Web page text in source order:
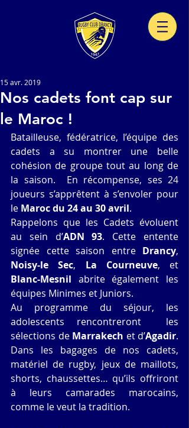
Nos cadets font cap sur
le Maroc !
15 avr. 2019
Batailleuse, fédératrice, l’équipe des
cadets a su montrer une belle
cohésion de groupe tout au long de
la saison.  En récompense, ses 24
joueurs s’apprêtent à s’envoler pour
le Maroc du 24 au 30 avril.
Rappelons que les Cadets évoluent
au sein d’ADN 93. Cette entente
signée cette saison entre Drancy
Noisy-le Sec, La Courneuve
Blanc-Mesnil abrite également les
équipes Minimes et Juniors.
Au programme du séjour, les
adolescents rencontreront  les
sélections de Marrakech et d’Agadir.
Dans les bagages de nos cadets,
matériel de rugby, jeux de maillots,
shorts, chaussettes… qu’ils offriront
à leurs camarades marocains,
comme le veut la tradition.